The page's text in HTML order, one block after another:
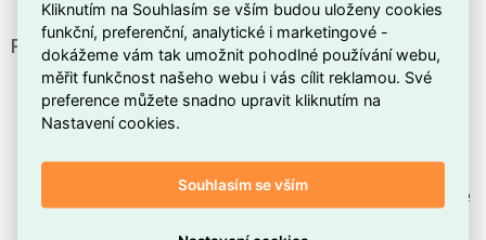
PROČ SI VYBRAT TENTO ŽALUZIOVÝ SPÍNAČ?
Jedná se otřípolohovýspínač vhodný pro regulaci
polohy žaluzií.
do standardních instalačních řešení.
Spínač je dostupný včernébarvě, která dobře zapadne
Kliknutím na Souhlasím se vším budou uloženy cookies
funkční, preferenční, analytické i marketingové -
dokážeme vám tak umožnit pohodlné používání webu,
měřit funkčnost našeho webu i vás cílit reklamou. Své
preference můžete snadno upravit kliknutím na
Nastavení cookies.
Souhlasím se vším